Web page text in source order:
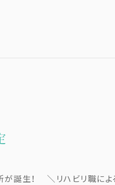
が誕生！ ＼リハビリ職に